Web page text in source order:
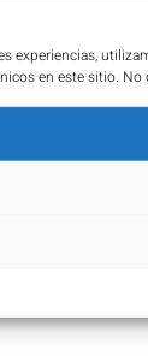
experiencias,
en este sitio.